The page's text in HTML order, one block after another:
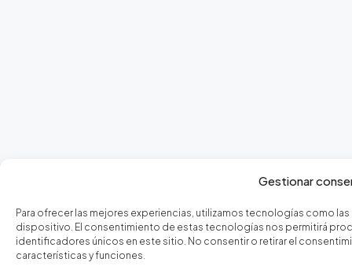
Gestionar
Para ofrecer las mejores experiencias, utilizamos tecnologías como
dispositivo. El consentimiento de estas tecnologías nos permitirá
identificadores únicos en este sitio. No consentir o retirar el
características y funciones.